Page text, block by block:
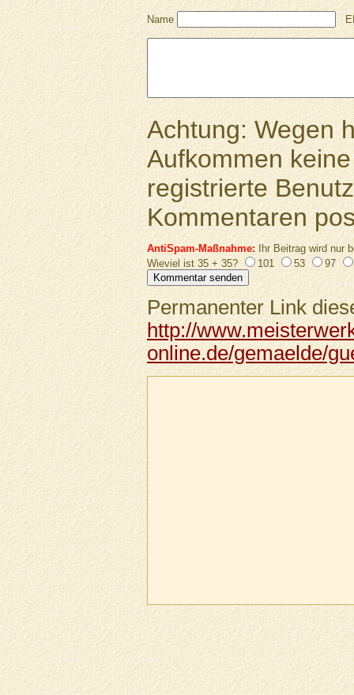
Name
Achtung: Wegen
Aufkommen
registrierte
Kommentaren
AntiSpam-Maßnahme:Ihr Beitrag wird nur
Wieviel ist 35 + 35?
101 53 97
Permanenter Link
http://
online.de/gemaelde/